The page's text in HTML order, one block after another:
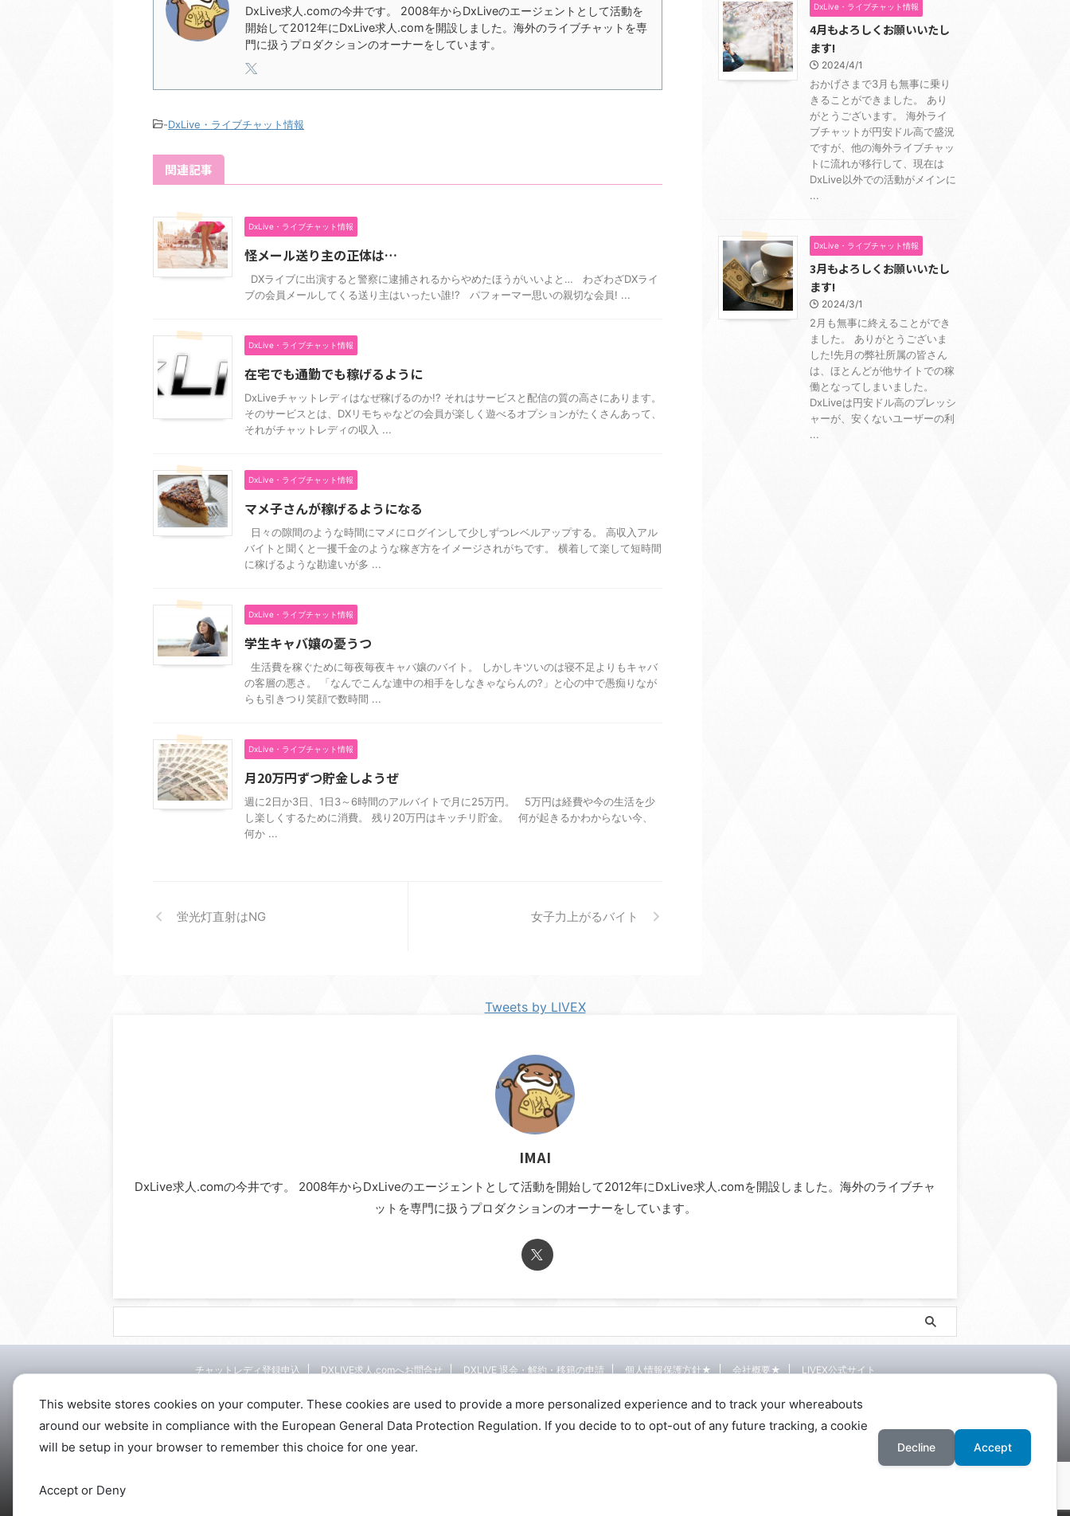
DxLive求人.comの今井です。 2008年からDxLiveのエージェントとして活動を
開始して2012年にDxLive求人.comを開設しました。海外のライブチャットを専
門に扱うプロダクションのオーナーをしています。
-DxLive・ライブチャット情報
関連記事
DxLive・ライブチャット情報
怪メール送り主の正体は…
DXライブに出演すると警察に逮捕されるからやめたほうがいいよと… わざわざDXライ
ブの会員メールしてくる送り主はいったい誰!? パフォーマー思いの親切な会員! ...
DxLive・ライブチャット情報
在宅でも通勤でも稼げるように
DxLiveチャットレディはなぜ稼げるのか!? それはサービスと配信の質の高さにあります。
そのサービスとは、DXリモちゃなどの会員が楽しく遊べるオプションがたくさんあって、
それがチャットレディの収入 ...
DxLive・ライブチャット情報
マメ子さんが稼げるようになる
日々の隙間のような時間にマメにログインして少しずつレベルアップする。 高収入アル
バイトと聞くと一攫千金のような稼ぎ方をイメージされがちです。 横着して楽して短時間
に稼げるような勘違いが多 ...
DxLive・ライブチャット情報
学生キャバ孃の憂うつ
生活費を稼ぐために毎夜毎夜キャバ孃のバイト。 しかしキツいのは寝不足よりもキャバ
の客層の悪さ。 「なんでこんな連中の相手をしなきゃならんの?」と心の中で愚痴りなが
らも引きつり笑顔で数時間 ...
DxLive・ライブチャット情報
月20万円ずつ貯金しようぜ
週に2日か3日、1日3～6時間のアルバイトで月に25万円。 5万円は経費や今の生活を少
し楽しくするために消費。 残り20万円はキッチリ貯金。 何が起きるかわからない今、
何か ...
蛍光灯直射はNG 女子力上がるバイト
DxLive・ライブチャット情報
4月もよろしくお願いいたし
ます!
2024/4/1
おかげさまで3月も無事に乗り
きることができました。 あり
がとうございます。 海外ライ
ブチャットが円安ドル高で盛況
ですが、他の海外ライブチャッ
トに流れが移行して、現在は
DxLive以外での活動がメインに
...
DxLive・ライブチャット情報
3月もよろしくお願いいたし
ます!
2024/3/1
2月も無事に終えることができ
ました。 ありがとうございま
した!先月の弊社所属の皆さん
は、ほとんどが他サイトでの稼
働となってしまいました。
DxLiveは円安ドル高のプレッシ
ャーが、安くないユーザーの利
...
Tweets by LIVEX
IMAI
DxLive求人.comの今井です。 2008年からDxLiveのエージェントとして活動を開始して2012年にDxLive求人.comを開設しました。海外のライブチャ
ットを専門に扱うプロダクションのオーナーをしています。
チャットレディ登録申込 DXLIVE求人.comへお問合せ DXLIVE 退会・解約・移籍の申請 個人情報保護方針★ 会社概要★ LIVEX公式サイト
DXLIVEのチャットレディ求人情報サイト
This website stores cookies on your computer. These cookies are used to provide a more personalized experience and to track your whereabouts
around our website in compliance with the European General Data Protection Regulation. If you decide to to opt-out of any future tracking, a cookie
will be setup in your browser to remember this choice for one year.
Accept or Deny
Decline Accept